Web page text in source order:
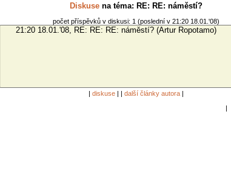
Diskusena téma: RE: RE: náměstí?
počet příspěvků v diskusi: 1 (poslední v 21:20 18.01.'08)
| diskuse| | další články autora|
|